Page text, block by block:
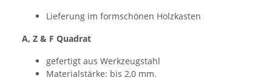
Lieferung im formschönen Holzkasten
A, Z & F Quadrat
gefertigt aus Werkzeugstahl
Materialstärke: bis 2,0 mm.